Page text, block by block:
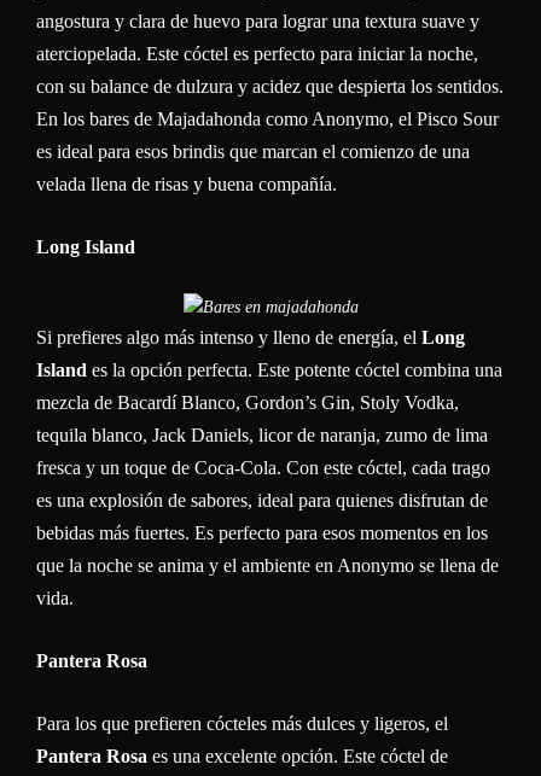
angostura y clara de huevo para lograr una textura suave y
aterciopelada. Este cóctel es perfecto para iniciar la noche,
con su balance de dulzura y acidez que despierta los sentidos.
En los bares de Majadahonda como Anonymo, el Pisco Sour
es ideal para esos brindis que marcan el comienzo de una
velada llena de risas y buena compañía.
Long Island
Si prefieres algo más intenso y lleno de energía, el Long
Island es la opción perfecta. Este potente cóctel combina una
mezcla de Bacardí Blanco, Gordon’s Gin, Stoly Vodka,
tequila blanco, Jack Daniels, licor de naranja, zumo de lima
fresca y un toque de Coca-Cola. Con este cóctel, cada trago
es una explosión de sabores, ideal para quienes disfrutan de
bebidas más fuertes. Es perfecto para esos momentos en los
que la noche se anima y el ambiente en Anonymo se llena de
vida.
Pantera Rosa
Para los que prefieren cócteles más dulces y ligeros, el
Pantera Rosa es una excelente opción. Este cóctel de